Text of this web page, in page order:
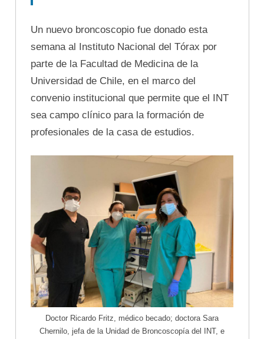
Un nuevo broncoscopio fue donado esta
semana al Instituto Nacional del Tórax por
parte de la Facultad de Medicina de la
Universidad de Chile, en el marco del
convenio institucional que permite que el INT
sea campo clínico para la formación de
profesionales de la casa de estudios.
Doctor Ricardo Fritz, médico becado; doctora Sara
Chernilo, jefa de la Unidad de Broncoscopía del INT, e